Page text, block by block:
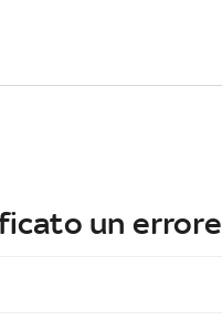
un errore